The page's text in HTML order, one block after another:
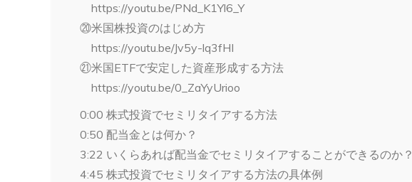
https://youtu.be/PNd_K1Yl6_Y
⑳米国株投資のはじめ方
https://youtu.be/Jv5y-lq3fHI
㉑米国ETFで安定した資産形成する方法
https://youtu.be/0_ZaYyUrioo
0:00 株式投資でセミリタイアする方法
0:50 配当金とは何か？
3:22 いくらあれば配当金でセミリタイアすることができるのか？
4:45 株式投資でセミリタイアする方法の具体例